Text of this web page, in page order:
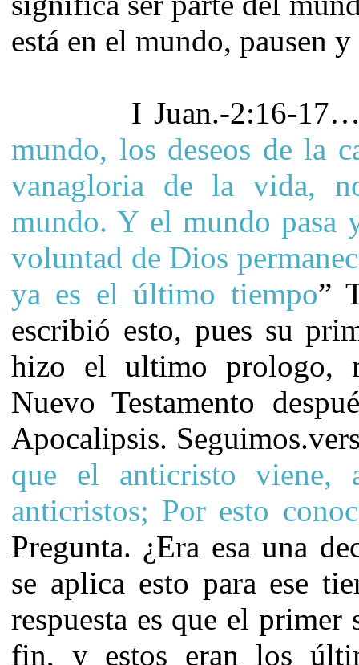
está en el mundo, pausen
I Juan.-2:16-17…
mundo, los deseos de la
vanagloria de la vida,
mundo. Y el mundo pasa
voluntad de Dios
ya es el último tiempo”
escribió esto, pues su
hizo el ultimo prologo,
Nuevo Testamento
Apocalipsis.
que el anticristo
viene,
anticristos; Por esto
Pregunta. ¿Era esa una
se aplica esto para ese
respuesta es que el
fin, y estos eran los